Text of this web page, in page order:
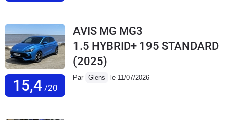
15,4/20
AVIS MG MG3
1.5 HYBRID+ 195 STANDARD
(2025)
Par Glens le 11/07/2026